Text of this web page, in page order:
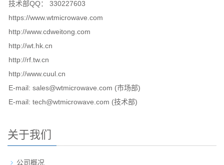
技术部QQ： 330227603
https://www.wtmicrowave.com
http://www.cdweitong.com
http://wt.hk.cn
http://rf.tw.cn
http://www.cuul.cn
E-mail: sales@wtmicrowave.com (市场部)
E-mail: tech@wtmicrowave.com (技术部)
关于我们
公司概况